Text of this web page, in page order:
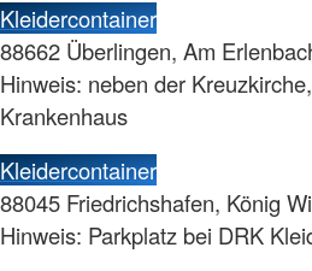
Kleidercontainer
88662 Überlingen, Am
Hinweis: neben der
Krankenhaus
Kleidercontainer
88045 Friedrichshafen, König
Hinweis: Parkplatz bei DRK